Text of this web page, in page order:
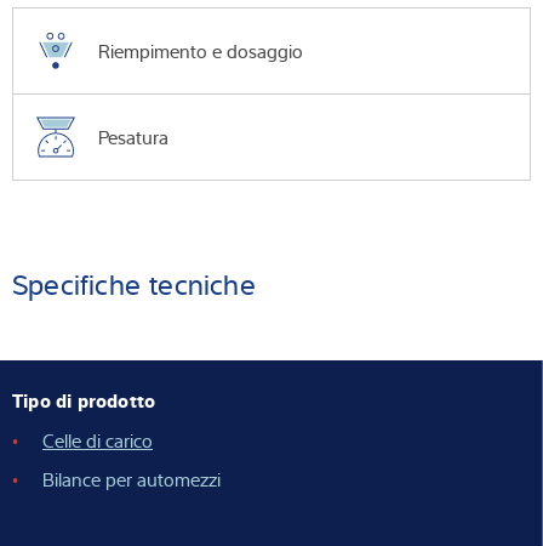
Riempimento e dosaggio
Pesatura
Specifiche tecniche
Tipo di prodotto
Celle di carico
Bilance per automezzi